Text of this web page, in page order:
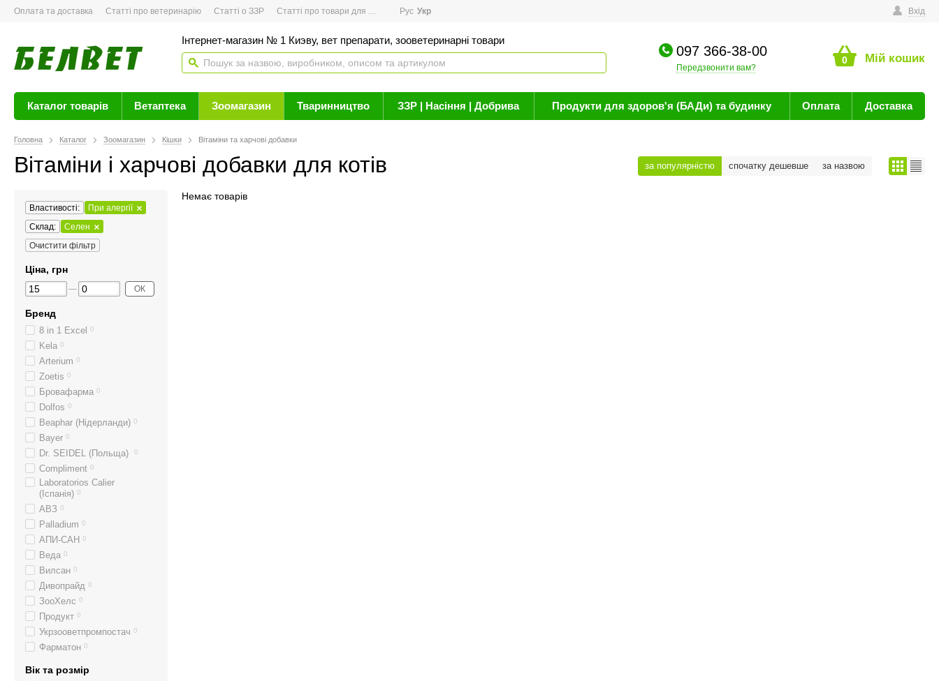
Оплата та доставка Статті про ветеринарію Статті о ЗЗР Статті про товари для здоров'я Новини Вхід
Рус Укр
Інтернет-магазин № 1 Киэву, вет препарати, зооветеринарні товари
097 366-38-00
Передзвонити вам?
0 Мій кошик
Каталог товарів Ветаптека Зоомагазин Тваринництво ЗЗР | Насіння | Добрива Продукти для здоров'я (БАДи) та будинку Оплата Доставка
Головна Каталог Зоомагазин Кішки Вітаміни та харчові добавки
Вітаміни і харчові добавки для котів за популярністю спочатку дешевше за назвою
Немає товарів
Властивості:
При алергії
Склад:
Селен
Очистити фільтр
Ціна, грн
ОК
Бренд
8 in 1 Excel 0
Kela 0
Arterium 0
Zoetis 0
Бровафарма 0
Dolfos 0
Beaphar (Нідерланди) 0
Bayer 0
Dr. SEIDEL (Польща) 0
Compliment 0
Laboratorios Calier
(Іспанія) 0
АВЗ 0
Palladium 0
АПИ-САН 0
Веда 0
Вилсан 0
Дивопрайд 0
ЗооХелс 0
Продукт 0
Укрзооветпромпостач 0
Фарматон 0
Вік та розмір